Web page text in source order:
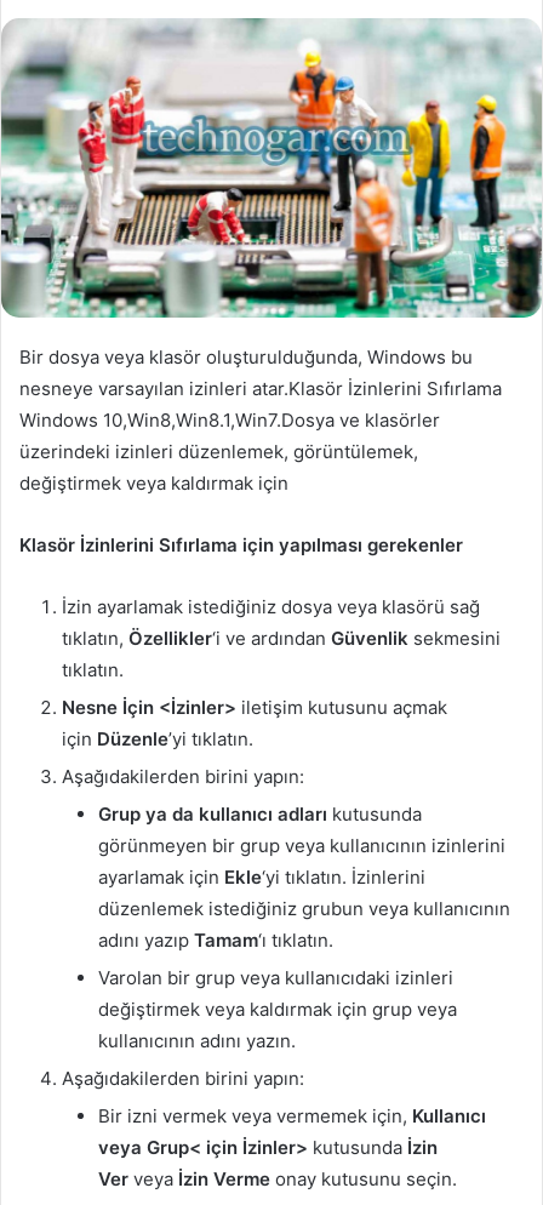
edinposta
Bir dosya veya klasör oluşturulduğunda, Windows bu
nesneye varsayılan izinleri atar.Klasör İzinlerini Sıfırlama
Windows 10,Win8,Win8.1,Win7.Dosya ve klasörler
üzerindeki izinleri düzenlemek, görüntülemek,
değiştirmek veya kaldırmak için
Klasör İzinlerini Sıfırlama için yapılması gerekenler
İzin ayarlamak istediğiniz dosya veya klasörü sağ
tıklatın, Özellikler‘i ve ardından Güvenlik sekmesini
tıklatın.
Nesne İçin <İzinler> iletişim kutusunu açmak
için Düzenle’yi tıklatın.
Aşağıdakilerden birini yapın:
Grup ya da kullanıcı adları kutusunda
görünmeyen bir grup veya kullanıcının izinlerini
ayarlamak için Ekle‘yi tıklatın. İzinlerini
düzenlemek istediğiniz grubun veya kullanıcının
adını yazıp Tamam‘ı tıklatın.
Varolan bir grup veya kullanıcıdaki izinleri
değiştirmek veya kaldırmak için grup veya
kullanıcının adını yazın.
Aşağıdakilerden birini yapın:
Bir izni vermek veya vermemek için, Kullanıcı
veya Grup< için İzinler> kutusunda İzin
Ver veya İzin Verme onay kutusunu seçin.